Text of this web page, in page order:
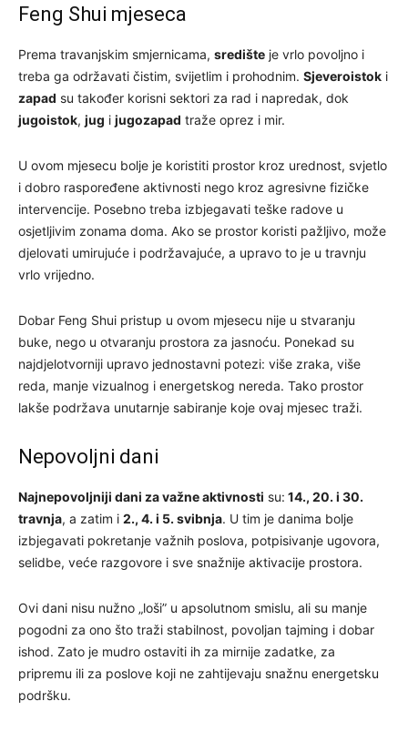
Feng Shui mjeseca
Prema travanjskim smjernicama, središte je vrlo povoljno i
treba ga održavati čistim, svijetlim i prohodnim. Sjeveroistok i
zapad su također korisni sektori za rad i napredak, dok
jugoistok, jug i jugozapad traže oprez i mir.
U ovom mjesecu bolje je koristiti prostor kroz urednost, svjetlo
i dobro raspoređene aktivnosti nego kroz agresivne fizičke
intervencije. Posebno treba izbjegavati teške radove u
osjetljivim zonama doma. Ako se prostor koristi pažljivo, može
djelovati umirujuće i podržavajuće, a upravo to je u travnju
vrlo vrijedno.
Dobar Feng Shui pristup u ovom mjesecu nije u stvaranju
buke, nego u otvaranju prostora za jasnoću. Ponekad su
najdjelotvorniji upravo jednostavni potezi: više zraka, više
reda, manje vizualnog i energetskog nereda. Tako prostor
lakše podržava unutarnje sabiranje koje ovaj mjesec traži.
Nepovoljni dani
Najnepovoljniji dani za važne aktivnosti su: 14., 20. i 30.
travnja, a zatim i 2., 4. i 5. svibnja. U tim je danima bolje
izbjegavati pokretanje važnih poslova, potpisivanje ugovora,
selidbe, veće razgovore i sve snažnije aktivacije prostora.
Ovi dani nisu nužno „loši” u apsolutnom smislu, ali su manje
pogodni za ono što traži stabilnost, povoljan tajming i dobar
ishod. Zato je mudro ostaviti ih za mirnije zadatke, za
pripremu ili za poslove koji ne zahtijevaju snažnu energetsku
podršku.